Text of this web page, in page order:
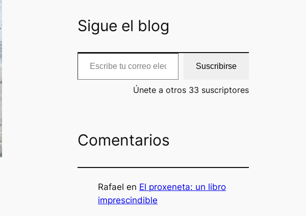
Sigue el blog
Escribe tu correo electrónico…
Suscribirse
Únete a otros 33 suscriptores
Comentarios
Rafael en El proxeneta: un libro
imprescindible